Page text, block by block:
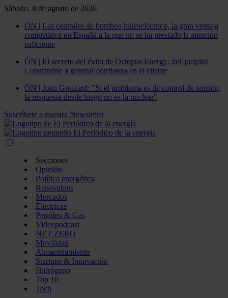
Sábado, 8 de agosto de 2026
ÓN | Las centrales de bombeo hidroeléctrico, la gran ventaja
competitiva en España a la que no se ha prestado la atención
suficiente
ÓN | El secreto del éxito de Octopus Energy: del 'pulpito'
Constantine a generar confianza en el cliente
ÓN | Joan Groizard: "Si el problema es de control de tensión,
la respuesta desde luego no es la nuclear"
Suscríbete a nuestra Newsletter
Secciones
Opinión
Política energética
Renovables
Mercados
Eléctricas
Petróleo & Gas
Videopodcast
NET ZERO
Movilidad
Almacenamiento
Startups & Innovación
Hidrógeno
Top 10
Tech